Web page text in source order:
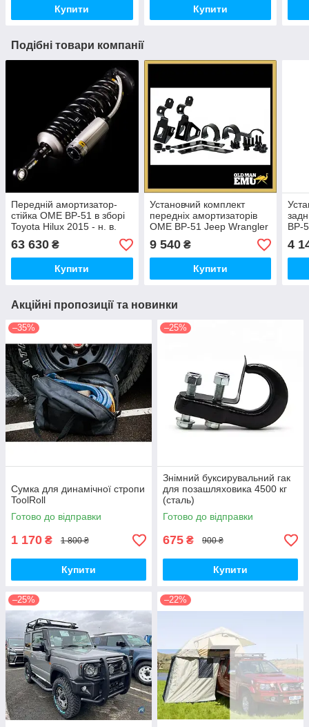
Купити Купити
Подібні товари компанії
Передній амортизатор-
стійка OME BP-51 в зборі
Toyota Hilux 2015 - н. в.
63 630 ₴
Купити
Установчий комплект
передніх амортизаторів
OME BP-51 Jeep Wrangler
2007 - н. в.
9 540₴
Купити
BP-
н. в.
4
Акційні пропозиції та новинки
–35%
Сумка для динамічної стропи
ToolRoll
Готово до відправки
1 170 ₴ 1 800 ₴
Купити
–25%
Знімний буксирувальний гак
для позашляховика 4500 кг
(сталь)
Готово до відправки
675 ₴ 900 ₴
Купити
–25% –22%